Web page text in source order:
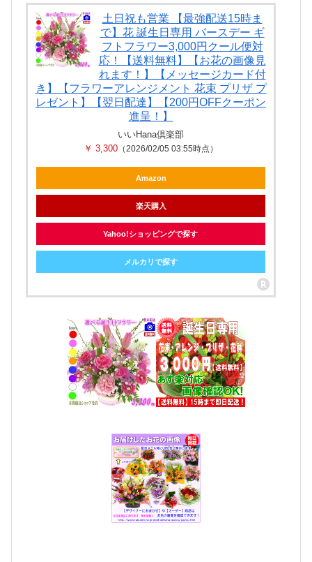
土日祝も営業 【最強配送15時ま
で】花 誕生日専用 バースデー ギ
フトフラワー3,000円クール便対
応！【送料無料】【お花の画像見
れます！】【メッセージカード付
き】【フラワーアレンジメント 花束 プリザ プ
レゼント】【翌日配達】【200円OFFクーポン
進呈！】
いいHana倶楽部
￥ 3,300 （2026/02/05 03:55時点）
Amazon
楽天購入
Yahoo!ショッピングで探す
メルカリで探す